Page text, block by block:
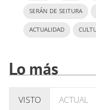
SERÁN DE SEITURA
ACTUALIDAD
Lo más
VISTO ACTUAL